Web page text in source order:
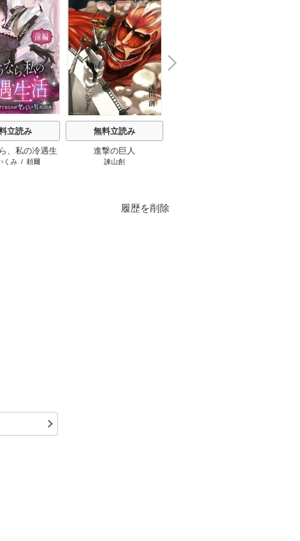
立読み
、私の冷遇生
ィーで声をか
くみ/ 頼爾
無料立読み
進撃の巨人
諫山創
N
e
x
t
履歴を削除